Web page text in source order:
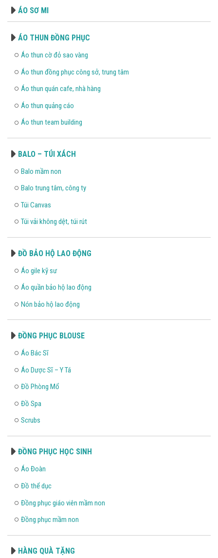
ÁO SƠ MI
ÁO THUN ĐỒNG PHỤC
Áo thun cờ đỏ sao vàng
Áo thun đồng phục công sở, trung tâm
Áo thun quán cafe, nhà hàng
Áo thun quảng cáo
Áo thun team building
BALO – TÚI XÁCH
Balo mầm non
Balo trung tâm, công ty
Túi Canvas
Túi vải không dệt, túi rút
ĐỒ BẢO HỘ LAO ĐỘNG
Áo gile kỹ sư
Áo quần bảo hộ lao động
Nón bảo hộ lao động
ĐỒNG PHỤC BLOUSE
Áo Bác Sĩ
Áo Dược Sĩ – Y Tá
Đồ Phòng Mổ
Đồ Spa
Scrubs
ĐỒNG PHỤC HỌC SINH
Áo Đoàn
Đồ thể dục
Đồng phục giáo viên mầm non
Đồng phục mầm non
HÀNG QUÀ TẶNG